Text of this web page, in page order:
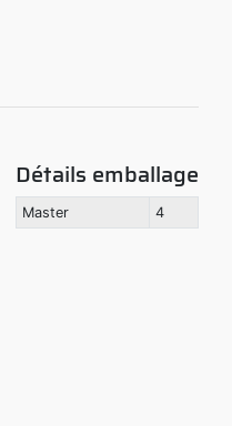
Détails emballage
Master 4